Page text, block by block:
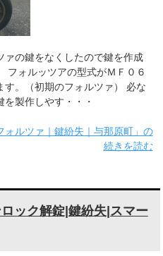
ァの鍵をなくしたので鍵を作成
フォルッツアの型式がＭＦ０６
。（初期のフォルツァ） 必な
製作しやす・・・
ォルツァ｜鍵紛失｜与那原町」の
続きを読む
ック解錠|鍵紛失|スマー